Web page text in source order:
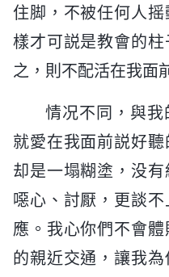
住脚，不被任何人
樣才可説是教會的
之，則不配活在我面
情况不同，與我
就愛在我面前説好
却是一塌糊塗，没
噁心、討厭，更談
應。我心你們不會
的親近交通，讓我